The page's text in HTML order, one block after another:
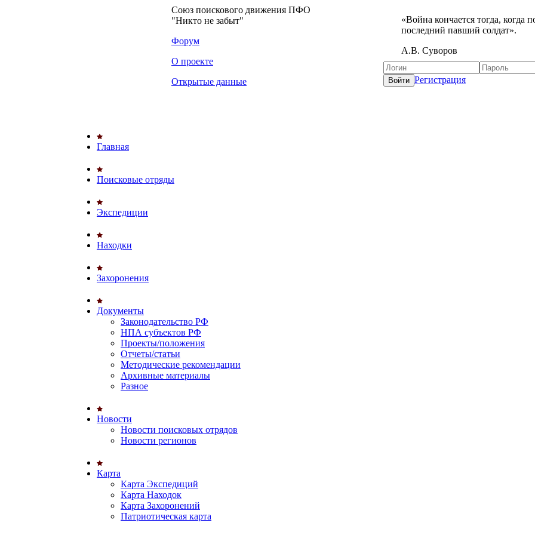
Союз поискового движения ПФО
"Никто не забыт"
Форум
О проекте
Открытые данные
«Война кончается тогда, когда
последний павший солдат».
А.В. Суворов
Регистрация
Главная
Поисковые отряды
Экспедиции
Находки
Захоронения
Документы
Законодательство РФ
НПА субъектов РФ
Проекты/положения
Отчеты/статьи
Методические рекомендации
Архивные материалы
Разное
Новости
Новости поисковых отрядов
Новости регионов
Карта
Карта Экспедиций
Карта Находок
Карта Захоронений
Патриотическая карта